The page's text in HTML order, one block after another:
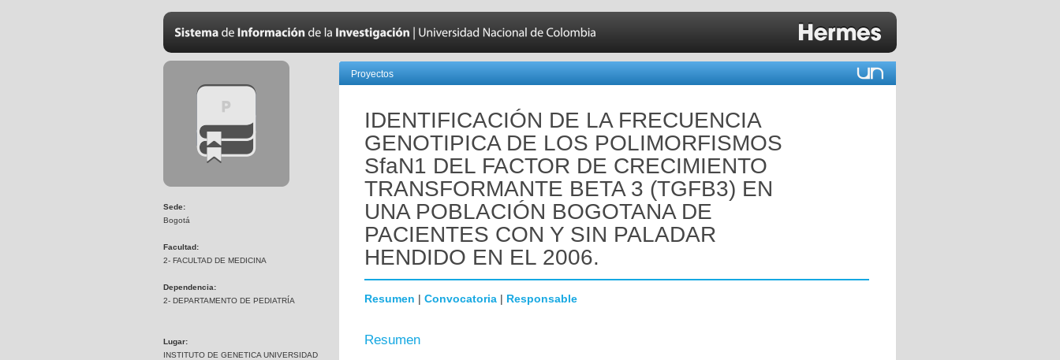
Sede:
Bogotá
Facultad:
2- FACULTAD DE MEDICINA
Dependencia:
2- DEPARTAMENTO DE PEDIATRÍA
Lugar:
INSTITUTO DE GENETICA UNIVERSIDAD
Proyectos
IDENTIFICACIÓN DE LA FRECUENCIA
GENOTIPICA DE LOS POLIMORFISMOS
SfaN1 DEL FACTOR DE CRECIMIENTO
TRANSFORMANTE BETA 3 (TGFB3) EN
UNA POBLACIÓN BOGOTANA DE
PACIENTES CON Y SIN PALADAR
HENDIDO EN EL 2006.
Resumen | Convocatoria | Responsable
Resumen